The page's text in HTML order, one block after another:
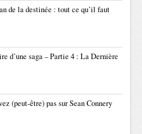
de la destinée : tout ce qu’il faut
d’une saga – Partie 4 : La Dernière
(peut-être) pas sur Sean Connery